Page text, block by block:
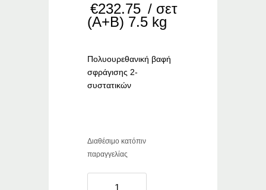
€232.75 / σετ
(Α+Β) 7.5 kg
Πολυουρεθανική βαφή
σφράγισης 2-
συστατικών
Διαθέσιμο κατόπιν
παραγγελίας